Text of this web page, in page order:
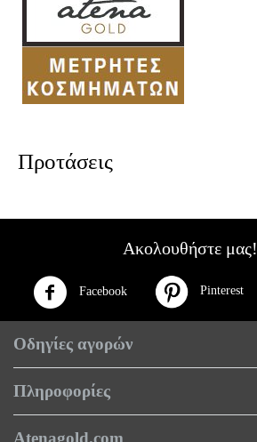
Προτάσεις
Ακολουθήστε μας!
Facebook Pinterest
Οδηγίες αγορών
Πληροφορίες
Atenagold.com